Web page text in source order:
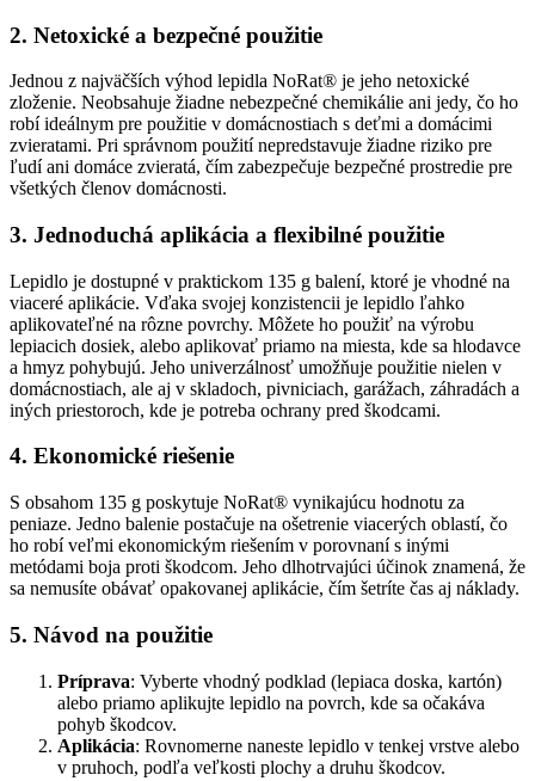
2. Netoxické a bezpečné použitie
Jednou z najväčších výhod lepidla NoRat® je jeho netoxické
zloženie. Neobsahuje žiadne nebezpečné chemikálie ani jedy, čo ho
robí ideálnym pre použitie v domácnostiach s deťmi a domácimi
zvieratami. Pri správnom použití nepredstavuje žiadne riziko pre
ľudí ani domáce zvieratá, čím zabezpečuje bezpečné prostredie pre
všetkých členov domácnosti.
3. Jednoduchá aplikácia a flexibilné použitie
Lepidlo je dostupné v praktickom 135 g balení, ktoré je vhodné na
viaceré aplikácie. Vďaka svojej konzistencii je lepidlo ľahko
aplikovateľné na rôzne povrchy. Môžete ho použiť na výrobu
lepiacich dosiek, alebo aplikovať priamo na miesta, kde sa hlodavce
a hmyz pohybujú. Jeho univerzálnosť umožňuje použitie nielen v
domácnostiach, ale aj v skladoch, pivniciach, garážach, záhradách a
iných priestoroch, kde je potreba ochrany pred škodcami.
4. Ekonomické riešenie
S obsahom 135 g poskytuje NoRat® vynikajúcu hodnotu za
peniaze. Jedno balenie postačuje na ošetrenie viacerých oblastí, čo
ho robí veľmi ekonomickým riešením v porovnaní s inými
metódami boja proti škodcom. Jeho dlhotrvajúci účinok znamená, že
sa nemusíte obávať opakovanej aplikácie, čím šetríte čas aj náklady.
5. Návod na použitie
Príprava: Vyberte vhodný podklad (lepiaca doska, kartón)
alebo priamo aplikujte lepidlo na povrch, kde sa očakáva
pohyb škodcov.
Aplikácia: Rovnomerne naneste lepidlo v tenkej vrstve alebo
v pruhoch, podľa veľkosti plochy a druhu škodcov.